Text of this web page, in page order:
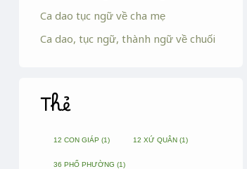
Ca dao tục ngữ về cha mẹ
Ca dao, tục ngữ, thành ngữ về chuối
Thẻ
12 CON GIÁP (1) 12 XỨ QUÂN (1)
36 PHỐ PHƯỜNG (1)